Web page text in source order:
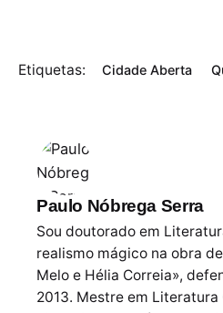
Etiquetas: Cidade Aberta
Paulo Nóbrega Serra
Sou doutorado em
realismo mágico na obra
Melo e Hélia Correia»,
2013. Mestre em Literatura